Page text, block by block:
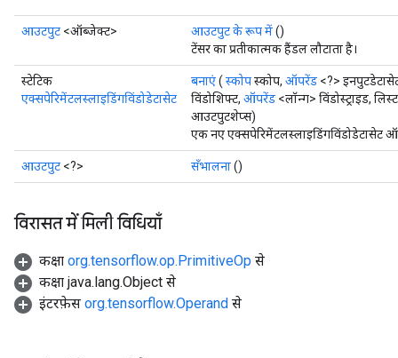
आउटपुट <ऑब्जेक्ट> आउटपुट के रूप में()
टेंसर का प्रतीकात्मक हैंडल लौटाता है।
स्टेटिक
एक्सपेरिमेंटलस्लाइडिंगविंडोडेटासेट
बनाएं( स्कोपस्कोप, ऑपरेंड <?>
विंडोशिफ्ट, ऑपरेंड <लॉन्ग> विंडोस्ट्राइड,
आउटपुटशेप्स)
एक नए एक्सपेरिमेंटलस्लाइडिंगविंडोडेटासेट
आउटपुट <?> सँभालना()
विरासत में मिली विधियाँ
कक्षा org.tensorflow.op.PrimitiveOp से
कक्षा java.lang.Object से
इंटरफ़ेस org.tensorflow.Operand से